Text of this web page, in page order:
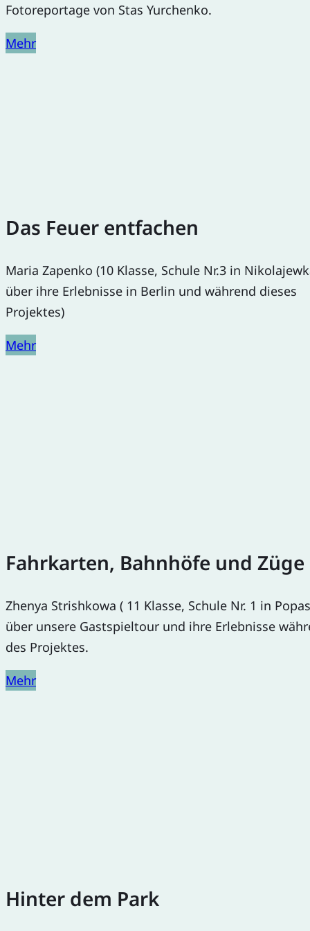
Fotoreportage von Stas Yurchenko.
Mehr
Das Feuer entfachen
Maria Zapenko (10 Klasse, Schule Nr.3 in
über ihre Erlebnisse in Berlin und während dieses
Projektes)
Mehr
Fahrkarten, Bahnhöfe und Züge
Zhenya Strishkowa ( 11 Klasse, Schule Nr. 1 in
über unsere Gastspieltour und ihre Erlebnisse
des Projektes.
Mehr
Hinter dem Park